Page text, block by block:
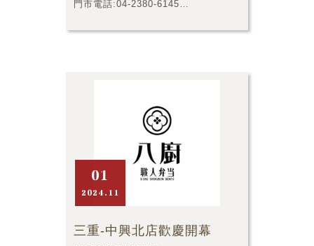
門市電話:04-2380-6145
號
01
2024.11
三重-中興北店歡慶開幕